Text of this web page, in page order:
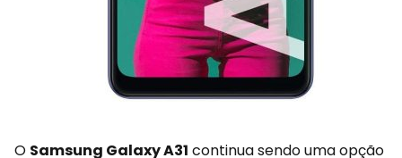
O Samsung Galaxy A31 continua sendo uma opção